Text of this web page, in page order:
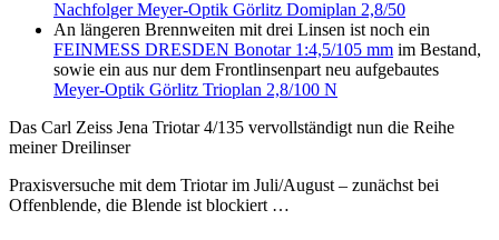
Nachfolger Meyer-Optik Görlitz Domiplan 2,8/50
An längeren Brennweiten mit drei Linsen ist noch ein
FEINMESS DRESDEN Bonotar 1:4,5/105 mm im Bestand,
sowie ein aus nur dem Frontlinsenpart neu aufgebautes
Meyer-Optik Görlitz Trioplan 2,8/100 N
Das Carl Zeiss Jena Triotar 4/135 vervollständigt nun die Reihe
meiner Dreilinser
Praxisversuche mit dem Triotar im Juli/August – zunächst bei
Offenblende, die Blende ist blockiert …